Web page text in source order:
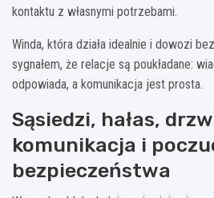
kontaktu z własnymi potrzebami.
Winda, która działa idealnie i dowozi
sygnałem, że relacje są poukładane:
odpowiada, a komunikacja jest prosta.
Sąsiedzi, hałas,
komunikacja i
bezpieczeństwa